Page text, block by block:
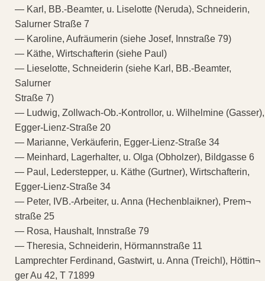
— Karl, BB.-Beamter, u. Liselotte (Neruda), Schneiderin,
Salurner Straße 7
— Karoline, Aufräumerin (siehe Josef, Innstraße 79)
— Käthe, Wirtschafterin (siehe Paul)
— Lieselotte, Schneiderin (siehe Karl, BB.-Beamter,
Salurner
Straße 7)
— Ludwig, Zollwach-Ob.-Kontrollor, u. Wilhelmine (Gasser),
Egger-Lienz-Straße 20
— Marianne, Verkäuferin, Egger-Lienz-Straße 34
— Meinhard, Lagerhalter, u. Olga (Obholzer), Bildgasse 6
— Paul, Lederstepper, u. Käthe (Gurtner), Wirtschafterin,
Egger-Lienz-Straße 34
— Peter, IVB.-Arbeiter, u. Anna (Hechenblaikner), Prem¬
straße 25
— Rosa, Haushalt, Innstraße 79
— Theresia, Schneiderin, Hörmannstraße 11
Lamprechter Ferdinand, Gastwirt, u. Anna (Treichl), Höttin¬
ger Au 42, T 71899